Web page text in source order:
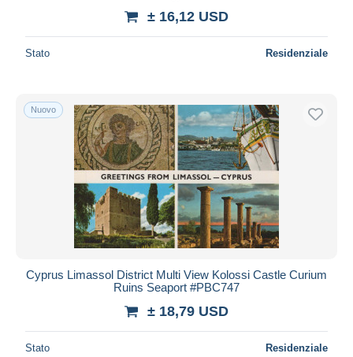
± 16,12 USD
Stato Residenziale
Nuovo
Cyprus Limassol District Multi View Kolossi Castle Curium
Ruins Seaport #PBC747
± 18,79 USD
Stato Residenziale